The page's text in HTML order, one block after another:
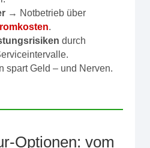
→ Notbetrieb über
.
durch
spart Geld – und Nerven.
vom